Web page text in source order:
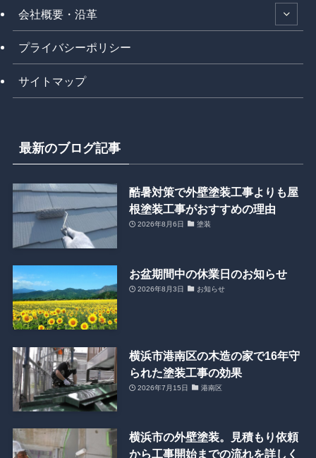
会社概要・沿革
プライバシーポリシー
サイトマップ
最新のブログ記事
酷暑対策で外壁塗装工事よりも屋
根塗装工事がおすすめの理由
2026年8月6日 塗装
お盆期間中の休業日のお知らせ
2026年8月3日 お知らせ
横浜市港南区の木造の家で16年守
られた塗装工事の効果
2026年7月15日 港南区
横浜市の外壁塗装。見積もり依頼
から工事開始までの流れを詳しく